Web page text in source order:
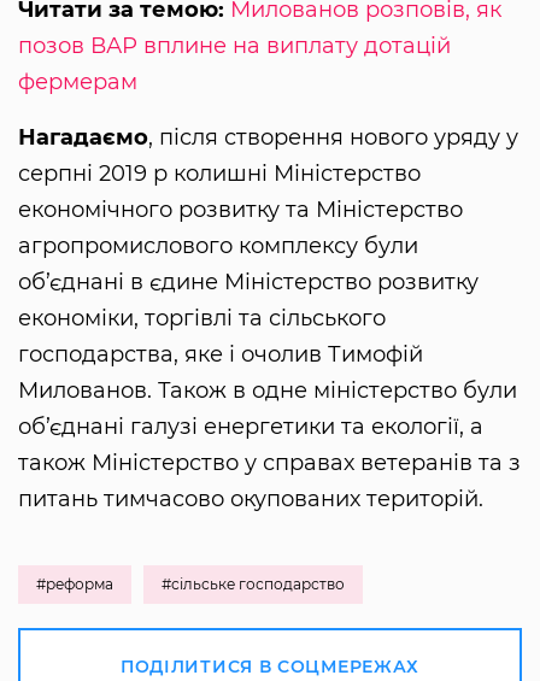
Читати за темою: Милованов розповів, як
позов ВАР вплине на виплату дотацій
фермерам
Нагадаємо, після створення нового уряду у
серпні 2019 р колишні Міністерство
економічного розвитку та Міністерство
агропромислового комплексу були
об’єднані в єдине Міністерство розвитку
економіки, торгівлі та сільського
господарства, яке і очолив Тимофій
Милованов. Також в одне міністерство були
об’єднані галузі енергетики та екології, а
також Міністерство у справах ветеранів та з
питань тимчасово окупованих територій.
#реформа #сільське господарство
ПОДІЛИТИСЯ В СОЦМЕРЕЖАХ